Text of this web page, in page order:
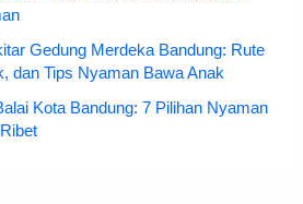
Gedung Merdeka Bandung: Rute
dan Tips Nyaman Bawa Anak
Kota Bandung: 7 Pilihan Nyaman